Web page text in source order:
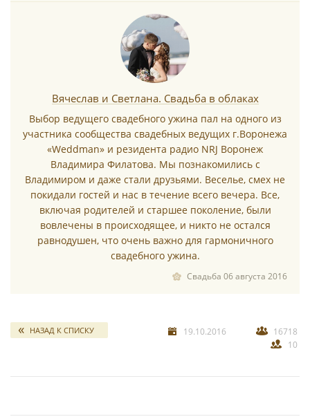
Вячеслав и Светлана. Свадьба в облаках
Выбор ведущего свадебного ужина пал на одного из
участника сообщества свадебных ведущих г.Воронежа
«Weddman» и резидента радио NRJ Воронеж
Владимира Филатова. Мы познакомились с
Владимиром и даже стали друзьями. Веселье, смех не
покидали гостей и нас в течение всего вечера. Все,
включая родителей и старшее поколение, были
вовлечены в происходящее, и никто не остался
равнодушен, что очень важно для гармоничного
свадебного ужина.
Свадьба 06 августа 2016
НАЗАД К СПИСКУ 19.10.2016
16718
10